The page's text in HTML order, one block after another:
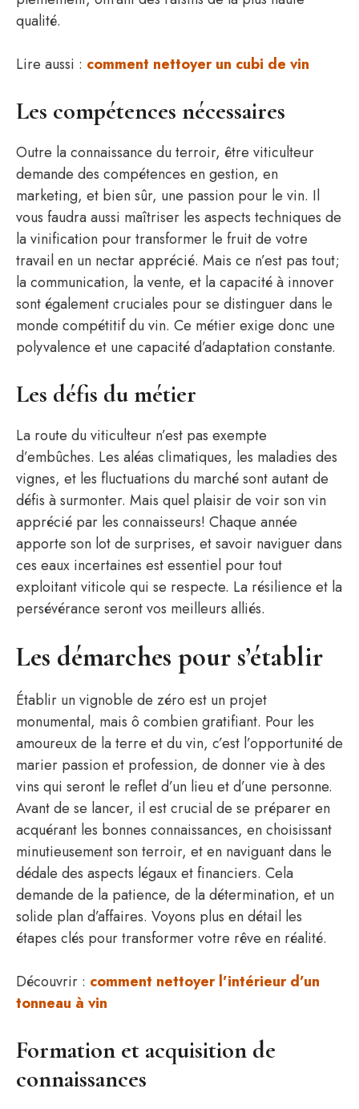
qualité.
Lire aussi : comment nettoyer un cubi de vin
Les compétences nécessaires
Outre la connaissance du terroir, être viticulteur
demande des compétences en gestion, en
marketing, et bien sûr, une passion pour le vin. Il
vous faudra aussi maîtriser les aspects techniques de
la vinification pour transformer le fruit de votre
travail en un nectar apprécié. Mais ce n’est pas tout;
la communication, la vente, et la capacité à innover
sont également cruciales pour se distinguer dans le
monde compétitif du vin. Ce métier exige donc une
polyvalence et une capacité d’adaptation constante.
Les défis du métier
La route du viticulteur n’est pas exempte
d’embûches. Les aléas climatiques, les maladies des
vignes, et les fluctuations du marché sont autant de
défis à surmonter. Mais quel plaisir de voir son vin
apprécié par les connaisseurs! Chaque année
apporte son lot de surprises, et savoir naviguer dans
ces eaux incertaines est essentiel pour tout
exploitant viticole qui se respecte. La résilience et la
persévérance seront vos meilleurs alliés.
Les démarches pour s’établir
Établir un vignoble de zéro est un projet
monumental, mais ô combien gratifiant. Pour les
amoureux de la terre et du vin, c’est l’opportunité de
marier passion et profession, de donner vie à des
vins qui seront le reflet d’un lieu et d’une personne.
Avant de se lancer, il est crucial de se préparer en
acquérant les bonnes connaissances, en choisissant
minutieusement son terroir, et en naviguant dans le
dédale des aspects légaux et financiers. Cela
demande de la patience, de la détermination, et un
solide plan d’affaires. Voyons plus en détail les
étapes clés pour transformer votre rêve en réalité.
Découvrir : comment nettoyer l’intérieur d’un
tonneau à vin
Formation et acquisition de
connaissances